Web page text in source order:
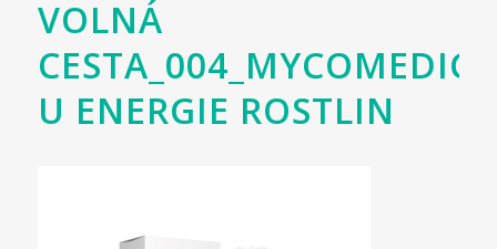
VOLNÁ
CESTA_004_MYCOMEDICA
U ENERGIE ROSTLIN